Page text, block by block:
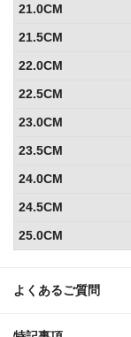
よくあるご質問
21.0CM
21.5CM
22.0CM
22.5CM
23.0CM
23.5CM
24.0CM
24.5CM
25.0CM